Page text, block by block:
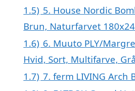
1.5) 5. House Nordic
Brun, Naturfarvet
1.6) 6. Muuto PLY/
Hvid, Sort, Multifarve,
1.7) 7. ferm LIVING Arch